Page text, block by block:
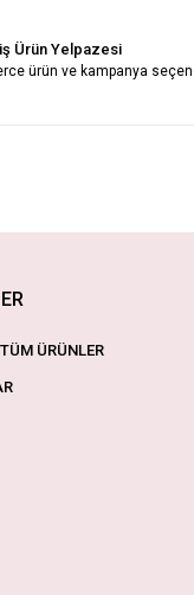
Ürün Yelpazesi
ürün ve kampanya
ÜRÜNLER